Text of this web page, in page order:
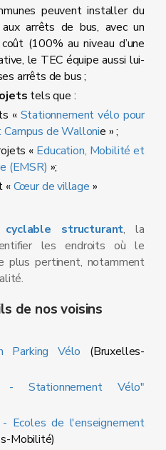
peuvent installer du
arrêts de bus, avec un
(100% au niveau d’une
le TEC équipe aussi lui-
arrêts de bus ;
tels que :
« Stationnement vélo pour
de Wallonie » ;
« Education, Mobilité et
(EMSR) »;
«Cœur de village »
cyclable structurant, la
les endroits où le
pertinent, notamment
de nos voisins
Parking Vélo (Bruxelles-
- Stationnement Vélo"
Ecoles de l'enseignement
Mobilité)